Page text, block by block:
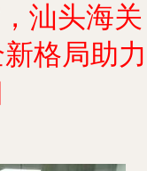
汕头海关
格局助力